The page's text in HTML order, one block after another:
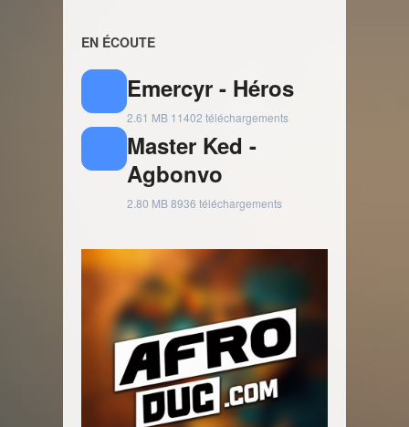
EN ÉCOUTE
Emercyr - Héros
2.61 MB 11402 téléchargements
Master Ked -
Agbonvo
2.80 MB8936 téléchargements